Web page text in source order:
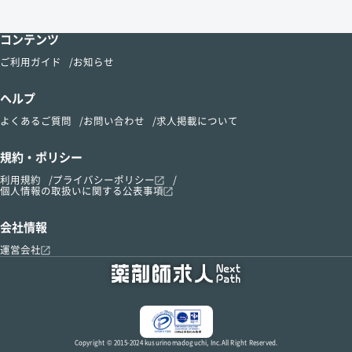
コンテンツ
ご利用ガイド お知らせ
ヘルプ
よくあるご質問 お問い合わせ 求人掲載について
規約・ポリシー
利用規約
プライバシーポリシー
個人情報の取扱いに関する公表事項
会社情報
運営会社
Copyright © 2015-2024 kusurinomadoguchi, Inc.All Right Reserved.